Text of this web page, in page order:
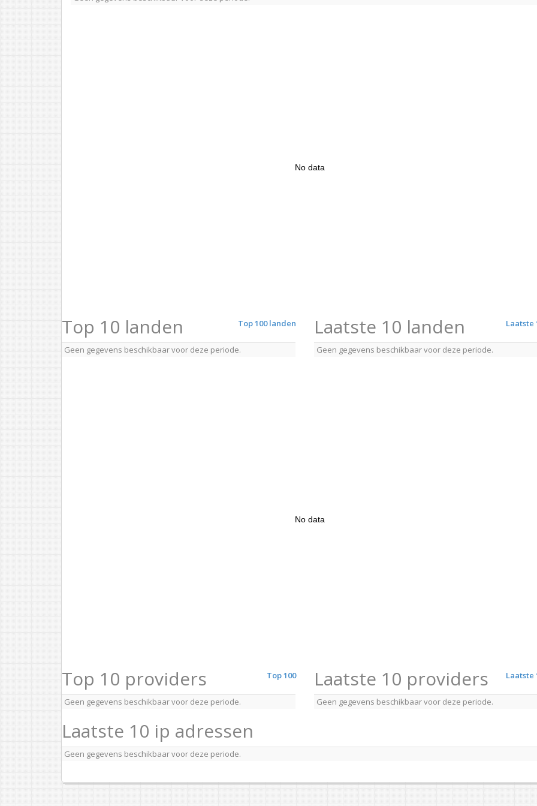
No data
Top 100 landen
Top 10 landen
Geen gegevens beschikbaar voor deze periode.
Laatste
Laatste 10 landen
Geen gegevens beschikbaar voor deze periode.
No data
Top 100
Top 10 providers
Geen gegevens beschikbaar voor deze periode.
Laatste
Laatste 10 providers
Geen gegevens beschikbaar voor deze periode.
Laatste 10 ip adressen
Geen gegevens beschikbaar voor deze periode.